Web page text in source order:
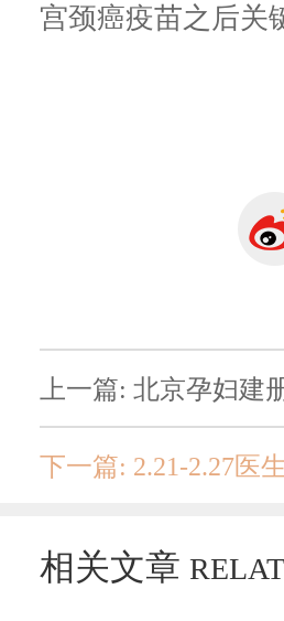
宫颈癌疫苗之后关
上一篇: 北京孕妇建
下一篇: 2.21-2.27医
相关文章